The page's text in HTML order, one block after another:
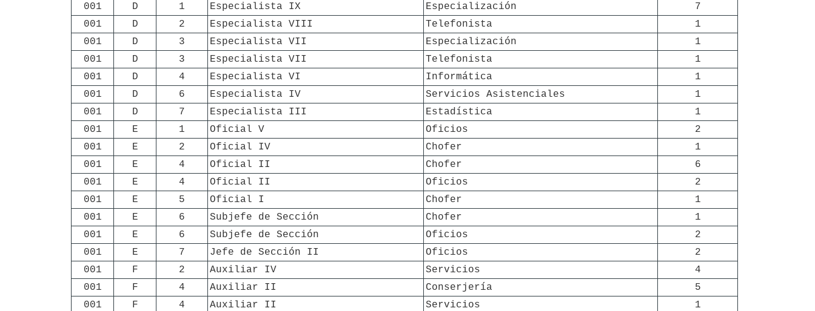
001
D 1 Especialista IX Especialización
7
001
D 2 Especialista VIII Telefonista
1
001
D 3 Especialista VII Especialización
1
001
D 3 Especialista VII Telefonista
1
001
D 4 Especialista VI Informática
1
001
D 6 Especialista IV Servicios Asistenciales
1
001
D 7 Especialista III Estadística
1
001
E 1 Oficial V Oficios
2
001
E 2 Oficial IV Chofer
1
001
E 4 Oficial II Chofer
6
001
E 4 Oficial II Oficios
2
001
E 5 Oficial I Chofer
1
001
E 6 Subjefe de Sección Chofer
1
001
E 6 Subjefe de Sección Oficios
2
001
E 7 Jefe de Sección II Oficios
2
001
F 2 Auxiliar IV Servicios
4
001
F 4 Auxiliar II Conserjería
5
001
F 4 Auxiliar II Servicios
1